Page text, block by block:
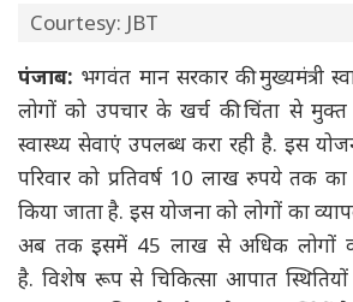
Courtesy: JBT
पंजाब: भगवंत मान सरकार की मुख्यमंत्री
लोगों को उपचार के खर्च की चिंता से
स्वास्थ्य सेवाएं उपलब्ध करा रही है. इस
परिवार को प्रतिवर्ष 10 लाख रुपये तक
किया जाता है. इस योजना को लोगों का
अब तक इसमें 45 लाख से अधिक लोगों
है. विशेष रूप से चिकित्सा आपात स्थितियों